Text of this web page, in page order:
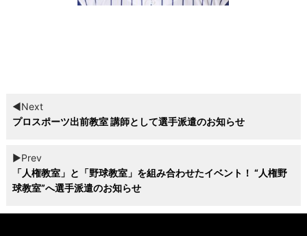
◀︎Next
プロスポーツ出前教室 講師として選手派遣のお知らせ
▶︎Prev
「人権教室」と「野球教室」を組み合わせたイベント！ “人権野
球教室”へ選手派遣のお知らせ